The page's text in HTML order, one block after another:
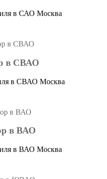
в САО Москва
в СВАО
в СВАО Москва
в ВАО
в ВАО Москва